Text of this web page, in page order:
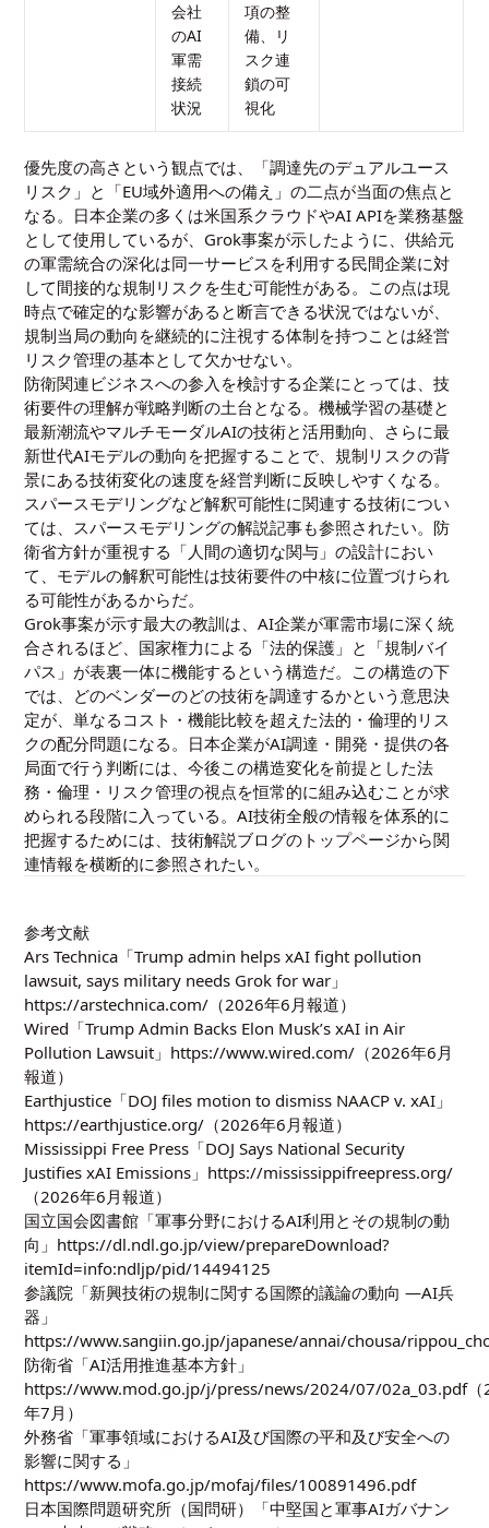
会社
のAI
軍需
接続
状況
項の整
備、リ
スク連
鎖の可
視化
優先度の高さという観点では、「調達先のデュアルユース
リスク」と「EU域外適用への備え」の二点が当面の焦点と
なる。日本企業の多くは米国系クラウドやAI APIを業務基盤
として使用しているが、Grok事案が示したように、供給元
の軍需統合の深化は同一サービスを利用する民間企業に対
して間接的な規制リスクを生む可能性がある。この点は現
時点で確定的な影響があると断言できる状況ではないが、
規制当局の動向を継続的に注視する体制を持つことは経営
リスク管理の基本として欠かせない。
防衛関連ビジネスへの参入を検討する企業にとっては、技
術要件の理解が戦略判断の土台となる。機械学習の基礎と
最新潮流やマルチモーダルAIの技術と活用動向 、さらに最
新世代AIモデルの動向 を把握することで、規制リスクの背
景にある技術変化の速度を経営判断に反映しやすくなる。
スパースモデリングなど解釈可能性に関連する技術につい
ては、 スパースモデリングの解説記事も参照されたい。防
衛省方針が重視する「人間の適切な関与」の設計におい
て、モデルの解釈可能性は技術要件の中核に位置づけられ
る可能性があるからだ。
Grok事案が示す最大の教訓は、AI企業が軍需市場に深く統
合されるほど、国家権力による「法的保護」と「規制バイ
パス」が表裏一体に機能するという構造だ。この構造の下
では、どのベンダーのどの技術を調達するかという意思決
定が、単なるコスト・機能比較を超えた法的・倫理的リス
クの配分問題になる。日本企業がAI調達・開発・提供の各
局面で行う判断には、今後この構造変化を前提とした法
務・倫理・リスク管理の視点を恒常的に組み込むことが求
められる段階に入っている。AI技術全般の情報を体系的に
把握するためには、技術解説ブログのトップページから関
連情報を横断的に参照されたい。
参考文献
Ars Technica「Trump admin helps xAI fight pollution
lawsuit, says military needs Grok for war」
https://arstechnica.com/（2026年6月報道）
Wired「Trump Admin Backs Elon Musk’s xAI in Air
Pollution Lawsuit」https://www.wired.com/（2026年6月
報道）
Earthjustice「DOJ files motion to dismiss NAACP v. xAI」
https://earthjustice.org/（2026年6月報道）
Mississippi Free Press「DOJ Says National Security
Justifies xAI Emissions」https://mississippifreepress.org/
（2026年6月報道）
国立国会図書館「軍事分野におけるAI利用とその規制の動
向」https://dl.ndl.go.jp/view/prepareDownload?
itemId=info:ndljp/pid/14494125
参議院「新興技術の規制に関する国際的議論の動向 ―AI兵
器」
https://www.sangiin.go.jp/japanese/annai/chousa/
防衛省「AI活用推進基本方針」
https://www.mod.go.jp/j/press/news/2024/07/02a_03.pdf（
年7月）
外務省「軍事領域におけるAI及び国際の平和及び安全への
影響に関する」
https://www.mofa.go.jp/mofaj/files/100891496.pdf
日本国際問題研究所（国問研）「中堅国と軍事AIガバナン